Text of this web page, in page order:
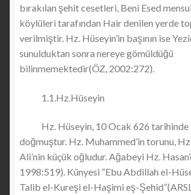
bırakılan şehit cesetleri, Beni Esed
köylüleri tarafından Hair denilen yerde
verilmiştir. Hz. Hüseyin’in başının ise
sunulduktan sonra nereye gömüldüğü
bilinmemektedir(ÖZ, 2002:272).
1.1.Hz.Hüseyin
Hz. Hüseyin, 10 Ocak 626 tarihinde
doğmuştur. Hz. Muhammed’in torunu,
Ali’nin küçük oğludur. Ağabeyi Hz.
1998:519). Künyesi “Ebu Abdillah el-
Talib el-Kureşi el-Haşimi eş-